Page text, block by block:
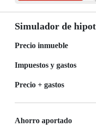
Simulador de
Precio inmueble
Impuestos y gastos
Precio + gastos
Ahorro aportado